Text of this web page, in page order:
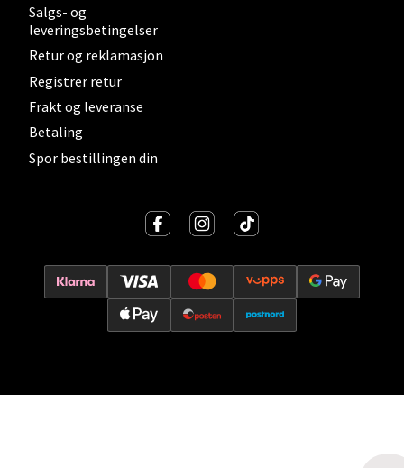
Salgs- og
leveringsbetingelser
Retur og reklamasjon
Registrer retur
Frakt og leveranse
Betaling
Spor bestillingen din
Oslo - Thon Senter Storo
Vitaminveien 7 - 9, 0485 Oslo
Åpent i dag 10-21
0 i butikk
Lillehammer - Strandtorget
Strandtorget, 2609 Lillehammer